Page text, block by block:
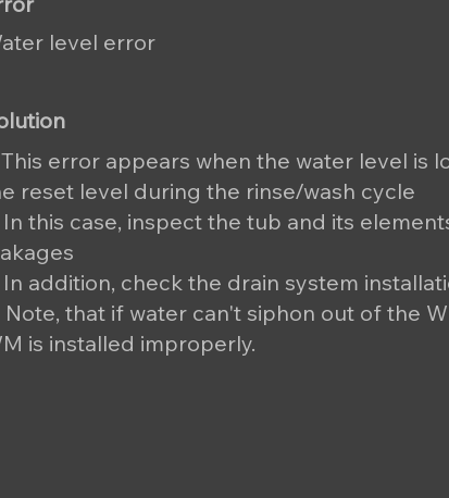
level error
This error appears when the water level is
reset level during the rinse/wash cycle
In this case, inspect the tub and its
In addition, check the drain system
Note, that if water can't siphon out of the
is installed improperly.